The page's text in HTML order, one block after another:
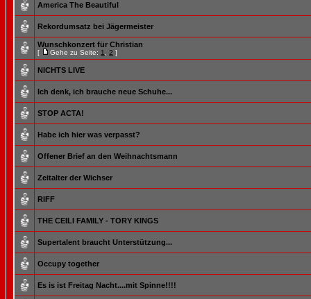
America The Beautiful
Rekordumsatz bei Jägermeister
Wunschkonzert für Christian
[ Gehe zu Seite: 1 2 ]
NICHTS LIVE
Ich denk, ich brauche neue Schuhe...
STOP ACTA!
Habe ich hier was verpasst?
Offener Brief an den Weihnachtsmann
Zeitalter der Wichser
RIFF
THE CEILI FAMILY - TORY KINGS
Supertalent braucht Unterstützung...
Occupy together
Es is ist Freitag Nacht....mit Spinne!!!!